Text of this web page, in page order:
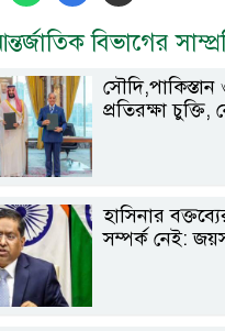
বিভাগের
প্রতিরক্ষা চুক্তি,
হাসিনার
সম্পর্ক নেই: